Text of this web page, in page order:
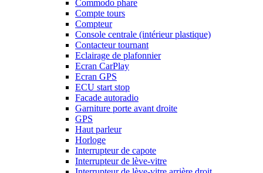
Commodo phare
Compte tours
Compteur
Console centrale (intérieur plastique)
Contacteur tournant
Eclairage de plafonnier
Ecran CarPlay
Ecran GPS
ECU start stop
Facade autoradio
Garniture porte avant droite
GPS
Haut parleur
Horloge
Interrupteur de capote
Interrupteur de lève-vitre